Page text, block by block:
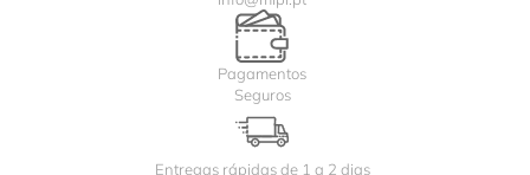
Pagamentos
Seguros
Entregas rápidas de 1 a 2 dias